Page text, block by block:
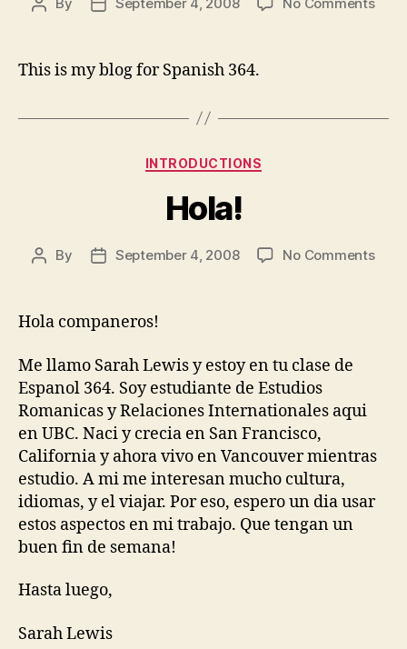
Post
Post
This is my blog for Spanish 364.
Categories
INTRODUCTIONS
Hola!
Post
By
PostSeptember 4, 2008 No Commentson
Hola companeros!
Me llamo Sarah Lewis y estoy en tu clase de
Espanol 364. Soy estudiante de Estudios
Romanicas y Relaciones Internationales aqui
en UBC. Naci y crecia en San Francisco,
California y ahora vivo en Vancouver mientras
estudio. A mi me interesan mucho cultura,
idiomas, y el viajar. Por eso, espero un dia usar
estos aspectos en mi trabajo. Que tengan un
buen fin de semana!
Hasta luego,
Sarah Lewis